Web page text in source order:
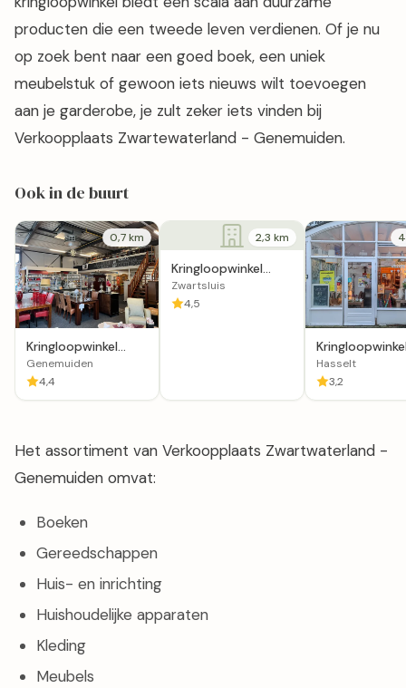
producten die een tweede leven verdienen. Of je nu
op zoek bent naar een goed boek, een uniek
meubelstuk of gewoon iets nieuws wilt toevoegen
aan je garderobe, je zult zeker iets vinden bij
Verkoopplaats Zwartewaterland - Genemuiden.
Ook in de buurt
0,7 km
Kringloopwinkel
Dorcaswinkel
Genemuiden
Genemuiden
4,4
2,3 km
Kringloopwinkel
SamSam Zwartsluis
Zwartsluis
4,5
Noggus &
Hasselt
Hasselt
3,2
Het assortiment van Verkoopplaats Zwartwaterland -
Genemuiden omvat:
Boeken
Gereedschappen
Huis- en inrichting
Huishoudelijke apparaten
Kleding
Meubels